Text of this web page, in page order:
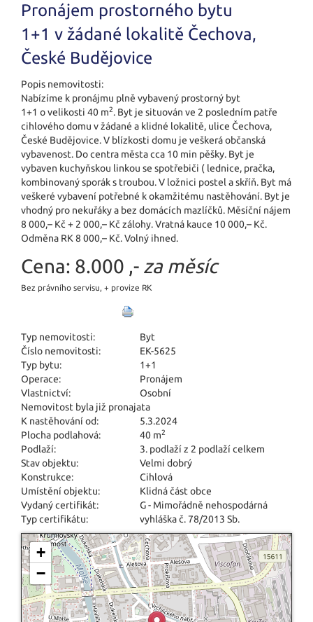
Pronájem prostorného bytu
1+1 v žádané lokalitě Čechova,
České Budějovice
Popis nemovitosti:
Nabízíme k pronájmu plně vybavený prostorný byt
1+1 o velikosti 40 m2. Byt je situován ve 2 posledním patře
cihlového domu v žádané a klidné lokalitě, ulice Čechova,
České Budějovice. V blízkosti domu je veškerá občanská
vybavenost. Do centra města cca 10 min pěšky. Byt je
vybaven kuchyňskou linkou se spotřebiči ( lednice, pračka,
kombinovaný sporák s troubou. V ložnici postel a skříň. Byt má
veškeré vybavení potřebné k okamžitému nastěhování. Byt je
vhodný pro nekuřáky a bez domácích mazlíčků. Měsíční nájem
8 000,– Kč + 2 000,– Kč zálohy. Vratná kauce 10 000,– Kč.
Odměna RK 8 000,– Kč. Volný ihned.
Cena: 8.000 ,- za měsíc
Bez právního servisu, + provize RK
Typ nemovitosti:
Byt
Číslo nemovitosti:
EK-5625
Typ bytu:
1+1
Operace:
Pronájem
Vlastnictví:
Osobní
Nemovitost byla již pronajata
K nastěhování od:
5.3.2024
Plocha podlahová:
40 m2
Podlaží:
3. podlaží z 2 podlaží celkem
Stav objektu:
Velmi dobrý
Konstrukce:
Cihlová
Umístění objektu:
Klidná část obce
Vydaný certifikát:
G - Mimořádně nehospodárná
Typ certifikátu:
vyhláška č. 78/2013 Sb.
+
−